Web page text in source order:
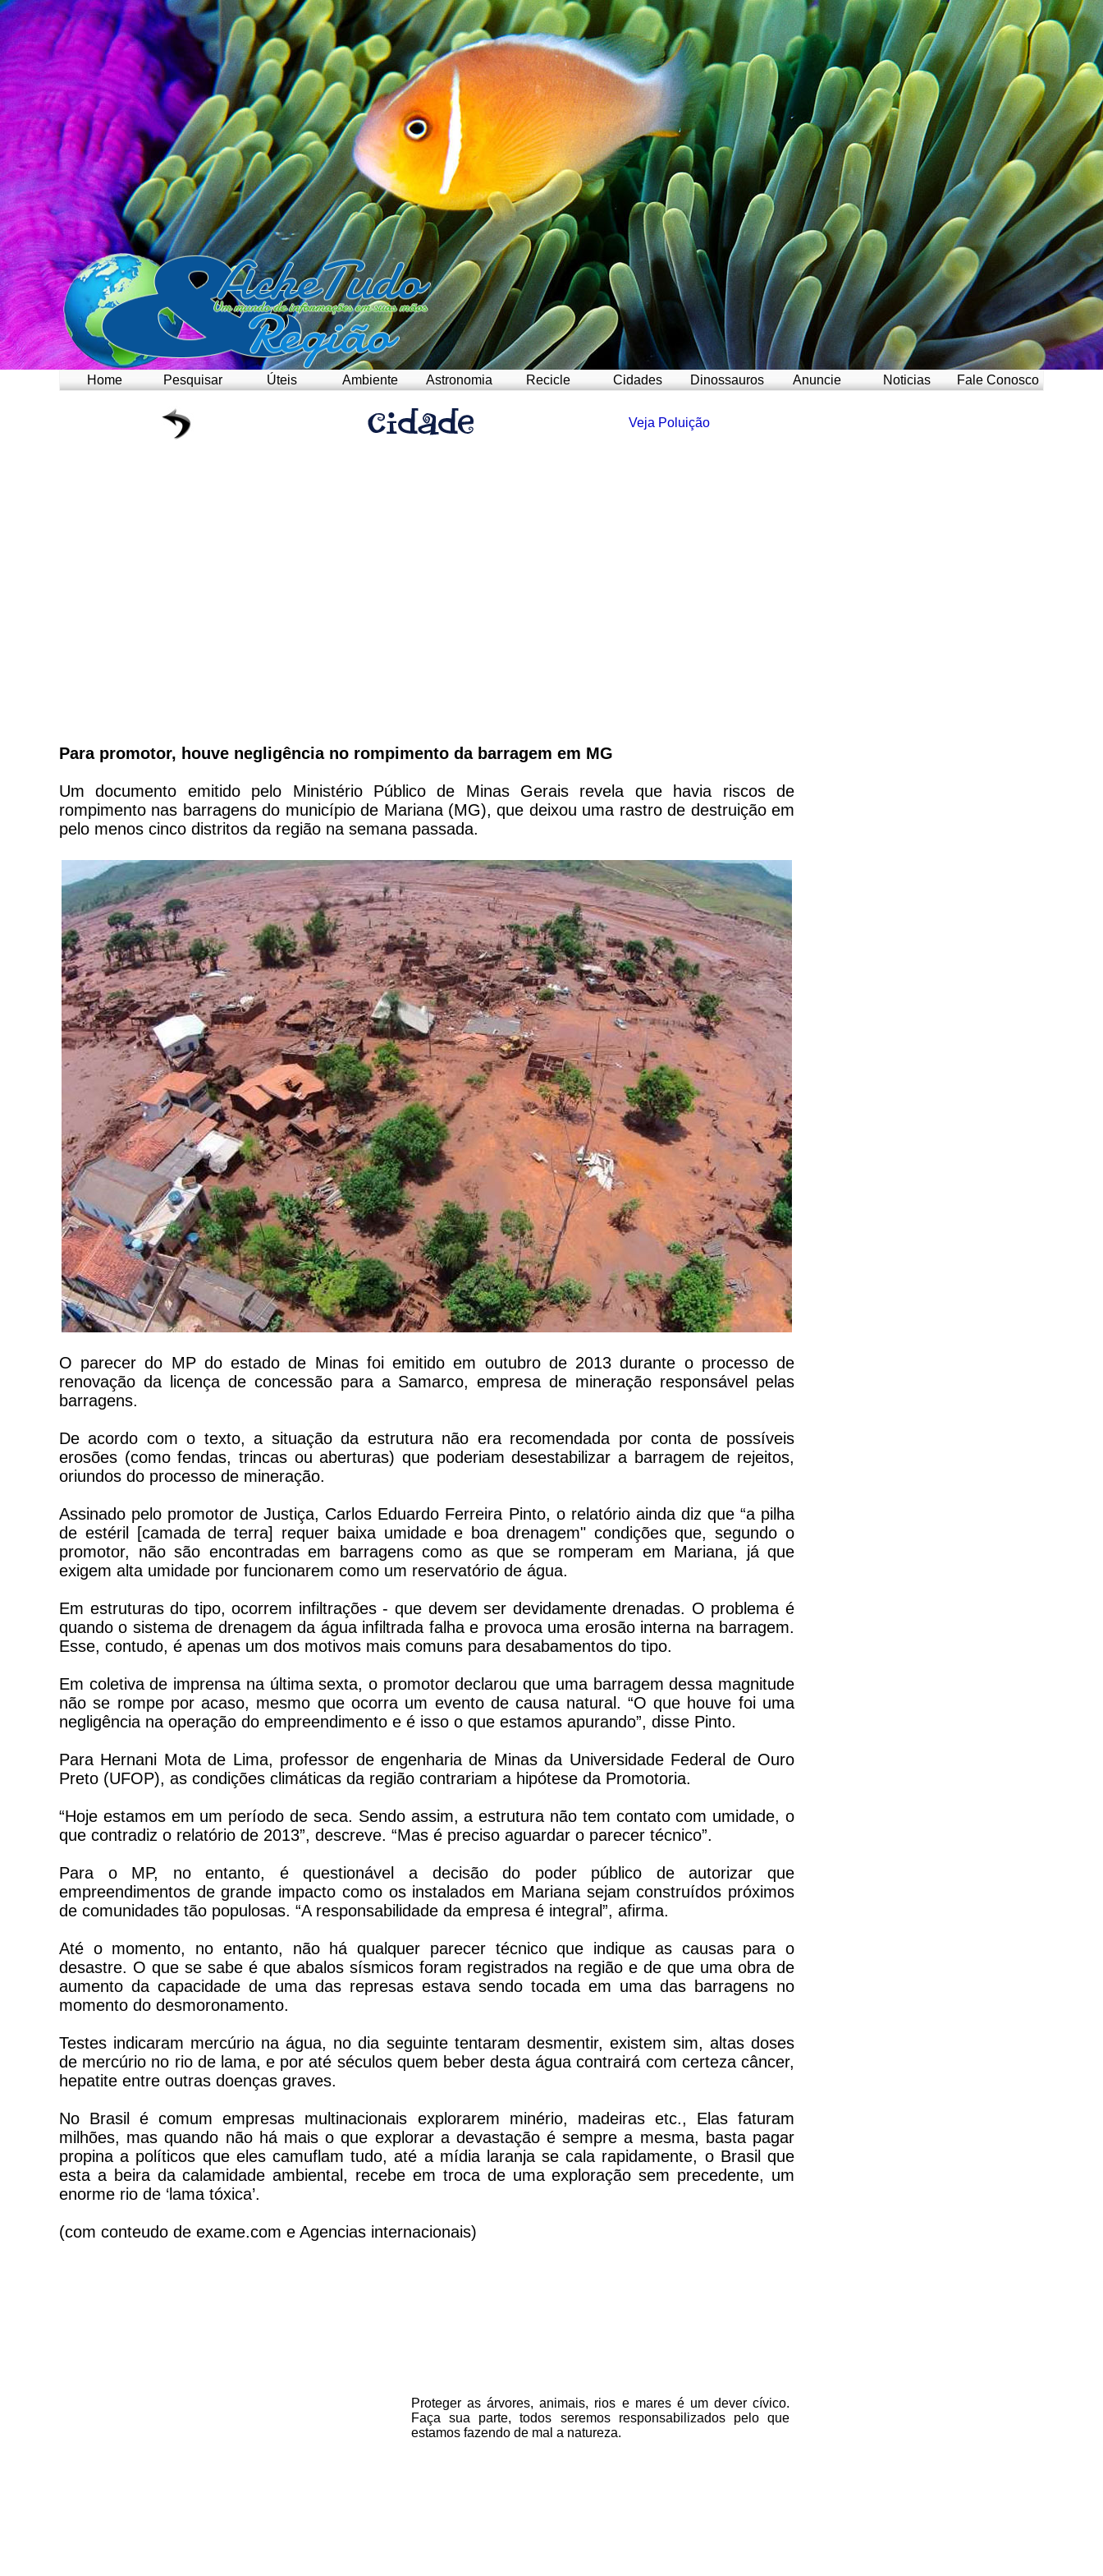
Home Pesquisar Úteis Ambiente Astronomia Recicle Cidades Dinossauros Anuncie Noticias Fale Conosco
Veja Poluição
Para promotor, houve negligência no rompimento da barragem em MG
Um documento emitido pelo Ministério Público de Minas Gerais revela que havia riscos de
rompimento nas barragens do município de Mariana (MG), que deixou uma rastro de destruição em
pelo menos cinco distritos da região na semana passada.
O parecer do MP do estado de Minas foi emitido em outubro de 2013 durante o processo de
renovação da licença de concessão para a Samarco, empresa de mineração responsável pelas
barragens.
De acordo com o texto, a situação da estrutura não era recomendada por conta de possíveis
erosões (como fendas, trincas ou aberturas) que poderiam desestabilizar a barragem de rejeitos,
oriundos do processo de mineração.
Assinado pelo promotor de Justiça, Carlos Eduardo Ferreira Pinto, o relatório ainda diz que “a pilha
de estéril [camada de terra] requer baixa umidade e boa drenagem" condições que, segundo o
promotor, não são encontradas em barragens como as que se romperam em Mariana, já que
exigem alta umidade por funcionarem como um reservatório de água.
Em estruturas do tipo, ocorrem infiltrações - que devem ser devidamente drenadas. O problema é
quando o sistema de drenagem da água infiltrada falha e provoca uma erosão interna na barragem.
Esse, contudo, é apenas um dos motivos mais comuns para desabamentos do tipo.
Em coletiva de imprensa na última sexta, o promotor declarou que uma barragem dessa magnitude
não se rompe por acaso, mesmo que ocorra um evento de causa natural. “O que houve foi uma
negligência na operação do empreendimento e é isso o que estamos apurando”, disse Pinto.
Para Hernani Mota de Lima, professor de engenharia de Minas da Universidade Federal de Ouro
Preto (UFOP), as condições climáticas da região contrariam a hipótese da Promotoria.
“Hoje estamos em um período de seca. Sendo assim, a estrutura não tem contato com umidade, o
que contradiz o relatório de 2013”, descreve. “Mas é preciso aguardar o parecer técnico”.
Para o MP, no entanto, é questionável a decisão do poder público de autorizar que
empreendimentos de grande impacto como os instalados em Mariana sejam construídos próximos
de comunidades tão populosas. “A responsabilidade da empresa é integral”, afirma.
Até o momento, no entanto, não há qualquer parecer técnico que indique as causas para o
desastre. O que se sabe é que abalos sísmicos foram registrados na região e de que uma obra de
aumento da capacidade de uma das represas estava sendo tocada em uma das barragens no
momento do desmoronamento.
Testes indicaram mercúrio na água, no dia seguinte tentaram desmentir, existem sim, altas doses
de mercúrio no rio de lama, e por até séculos quem beber desta água contrairá com certeza câncer,
hepatite entre outras doenças graves.
No Brasil é comum empresas multinacionais explorarem minério, madeiras etc., Elas faturam
milhões, mas quando não há mais o que explorar a devastação é sempre a mesma, basta pagar
propina a políticos que eles camuflam tudo, até a mídia laranja se cala rapidamente, o Brasil que
esta a beira da calamidade ambiental, recebe em troca de uma exploração sem precedente, um
enorme rio de ‘lama tóxica’.
(com conteudo de exame.com e Agencias internacionais)
Proteger as árvores, animais, rios e mares é um dever cívico.
Faça sua parte, todos seremos responsabilizados pelo que
estamos fazendo de mal a natureza.